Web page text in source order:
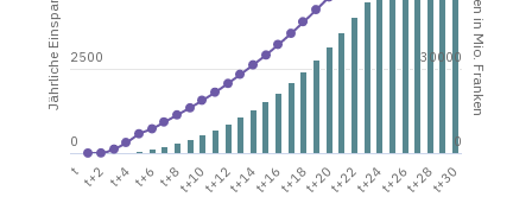
t t+6 t+12 t+18 t+24 t+30
t+2 t+4 t+8t+10 t+14t+16 t+20t+22 t+26t+28
0
30000
0
2500